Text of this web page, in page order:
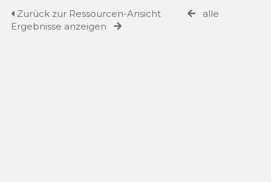
Zurück zur Ressourcen-Ansicht
alle
Ergebnisse anzeigen